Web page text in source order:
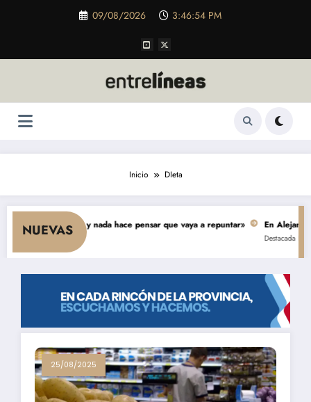
09/08/2026 3:46:54 PM
Inicio DIeta
NUEVAS
cae el consumo y nada hace pensar que vaya a repuntar» En Alejandro,
Destacada Política
25/08/2025